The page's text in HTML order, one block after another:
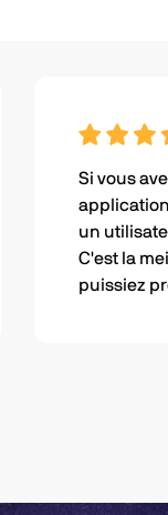
Si vous
un
C'est la
puissiez